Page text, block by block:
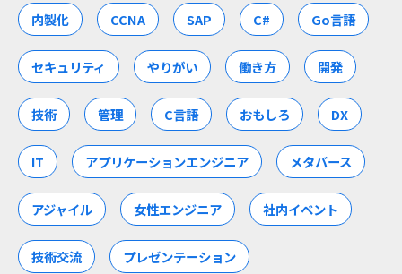
内製化 CCNA SAP C# Go言語
セキュリティ やりがい 働き方 開発
技術 管理 C言語 おもしろ DX
IT アプリケーションエンジニア メタバース
アジャイル 女性エンジニア 社内イベント
技術交流 プレゼンテーション